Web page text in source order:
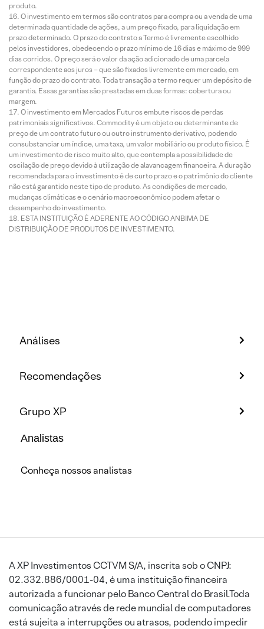
produto.
O investimento em termos são contratos para compra ou a venda de uma
determinada quantidade de ações, a um preço fixado, para liquidação em
prazo determinado. O prazo do contrato a Termo é livremente escolhido
pelos investidores, obedecendo o prazo mínimo de 16 dias e máximo de 999
dias corridos. O preço será o valor da ação adicionado de uma parcela
correspondente aos juros – que são fixados livremente em mercado, em
função do prazo do contrato. Toda transação a termo requer um depósito de
garantia. Essas garantias são prestadas em duas formas: cobertura ou
margem.
O investimento em Mercados Futuros embute riscos de perdas
patrimoniais significativos. Commodity é um objeto ou determinante de
preço de um contrato futuro ou outro instrumento derivativo, podendo
consubstanciar um índice, uma taxa, um valor mobiliário ou produto físico. É
um investimento de risco muito alto, que contempla a possibilidade de
oscilação de preço devido à utilização de alavancagem financeira. A duração
recomendada para o investimento é de curto prazo e o patrimônio do cliente
não está garantido neste tipo de produto. As condições de mercado,
mudanças climáticas e o cenário macroeconômico podem afetar o
desempenho do investimento.
ESTA INSTITUIÇÃO É ADERENTE AO CÓDIGO ANBIMA DE
DISTRIBUIÇÃO DE PRODUTOS DE INVESTIMENTO.
Análises
Recomendações
Grupo XP
Analistas
Conheça nossos analistas
A XP Investimentos CCTVM S/A, inscrita sob o CNPJ:
02.332.886/0001-04, é uma instituição financeira
autorizada a funcionar pelo Banco Central do Brasil.Toda
comunicação através de rede mundial de computadores
está sujeita a interrupções ou atrasos, podendo impedir